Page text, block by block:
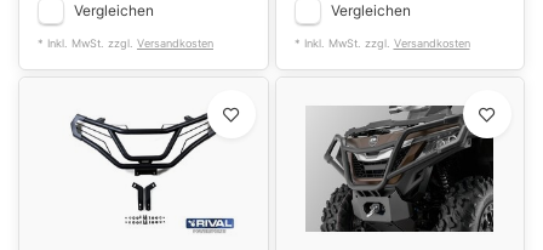
Vergleichen
* Inkl. MwSt. zzgl. Versandkosten
Vergleichen
* Inkl. MwSt. zzgl. Versandkosten